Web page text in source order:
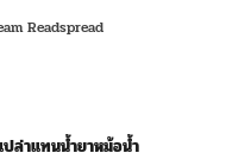
Readspread
ปล่าแทนน้ำยาหม้อน้ำ